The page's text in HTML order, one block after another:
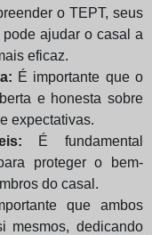
o TEPT, seus
ajudar o casal a
eficaz.
É importante que o
e honesta sobre
expectativas.
É fundamental
proteger o bem-
do casal.
que ambos
mesmos, dedicando